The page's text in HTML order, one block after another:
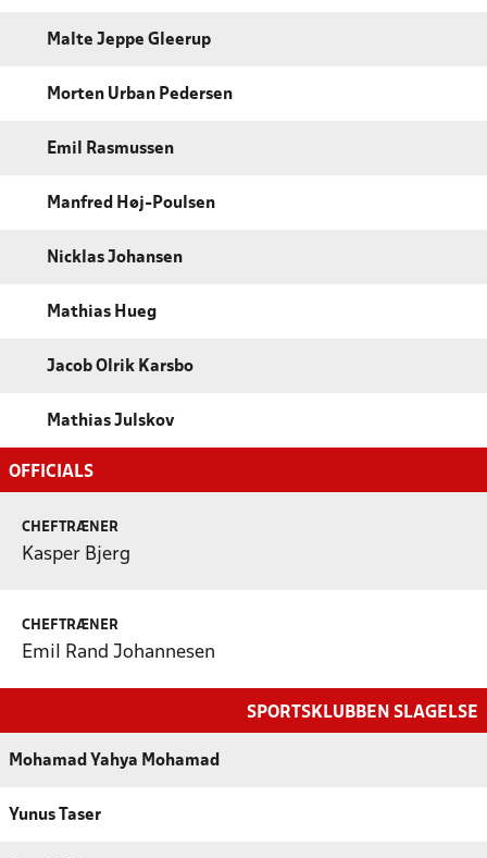
Malte Jeppe Gleerup
Morten Urban Pedersen
Emil Rasmussen
Manfred Høj-Poulsen
Nicklas Johansen
Mathias Hueg
Jacob Olrik Karsbo
Mathias Julskov
OFFICIALS
CHEFTRÆNER
Kasper Bjerg
CHEFTRÆNER
Emil Rand Johannesen
SPORTSKLUBBEN SLAGELSE
Mohamad Yahya Mohamad
Yunus Taser